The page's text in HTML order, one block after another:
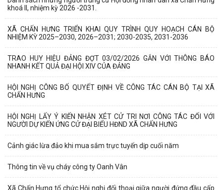
khoá II, nhiệm kỳ 2026 -2031.
XÃ CHẤN HƯNG TRIỂN KHAI QUY TRÌNH QUY HOẠCH CÁN BỘ
NHIỆM KỲ 2025–2030, 2026–2031; 2030-2035, 2031-2036
TRAO HUY HIỆU ĐẢNG ĐỢT 03/02/2026 GẮN VỚI THÔNG BÁO
NHANH KẾT QUẢ ĐẠI HỘI XIV CỦA ĐẢNG
HỘI NGHỊ CÔNG BỐ QUYẾT ĐỊNH VỀ CÔNG TÁC CÁN BỘ TẠI XÃ
CHẤN HƯNG
HỘI NGHỊ LẤY Ý KIẾN NHẬN XÉT CỬ TRI NƠI CÔNG TÁC ĐỐI VỚI
NGƯỜI DỰ KIẾN ỨNG CỬ ĐẠI BIỂU HĐND XÃ CHẤN HƯNG
Cảnh giác lừa đảo khi mua sắm trực tuyến dịp cuối năm
Thông tin về vụ cháy công ty Oanh Vân
Xã Chấn Hưng tổ chức Hội nghị đối thoại giữa người đứng đầu cấp